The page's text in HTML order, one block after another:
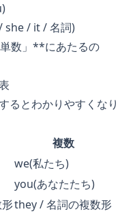
she / it / 名詞)
数」**にあたるの
るとわかりやすくなり
複数
we(私たち)
you(あなたたち)
they / 名詞の複数形